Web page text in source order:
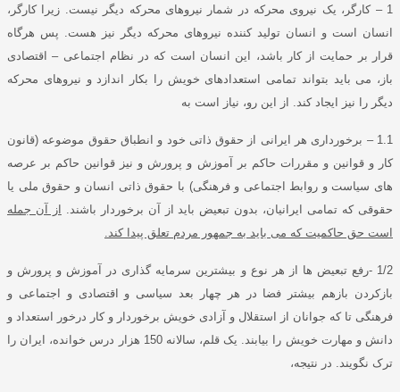
1 – کارگر، یک نیروی محرکه در شمار نیروهای محرکه دیگر نیست
زیرا کارگر،
انسان است و انسان تولید کننده نیروهای محرکه دیگر نیز هست
پس هرگاه
قرار بر حمایت از کار باشد، این انسان است که در نظام اجتماعی – اقتصادی
باز، می باید بتواند تمامی استعدادهای خویش را بکار اندازد و نیروهای محرکه
دیگر را نیز ایجاد کند
از این رو، نیاز است به
1.1 – برخورداری هر ایرانی از حقوق ذاتی خود و انطباق حقوق موضوعه (قانون
کار و قوانین و مقررات حاکم بر آموزش و پرورش و نیز قوانین حاکم بر عرصه
های سیاست و روابط اجتماعی و فرهنگی) با حقوق ذاتی انسان و حقوق ملی یا
حقوقی که تمامی ایرانیان، بدون تبعیض باید از آن برخوردار باشند
از آن جمله
است حق حاکمیت که می باید به جمهور مردم تعلق پیدا کند
1/2 -
رفع تبعیض ها از هر نوع و بیشترین سرمایه گذاری در آموزش و پرورش و
بازکردن بازهم بیشتر فضا در هر چهار بعد سیاسی و اقتصادی و اجتماعی و
فرهنگی تا که جوانان از استقلال و آزادی خویش برخوردار و کار درخور استعداد و
دانش و مهارت خویش را بیابند
یک قلم، سالانه150 هزار درس خوانده، ایران را
ترک نگویند
در نتیجه،